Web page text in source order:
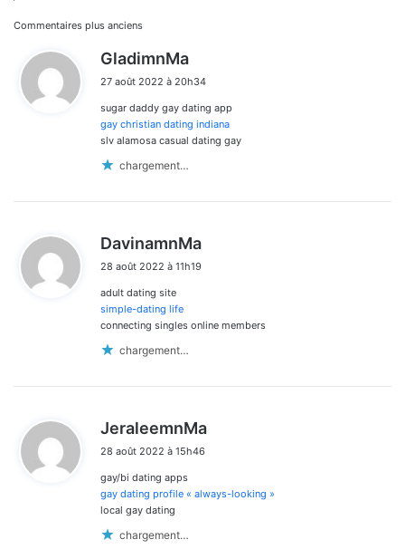
Navigation
dans
les
commentaires
Commentaires plus anciens
GladimnMa
t
:
27 août 2022 à 20h34
sugar daddy gay dating app
gay christian dating indiana
slv alamosa casual dating gay
chargement…
DavinamnMa
28 août 2022 à 11h19
adult dating site
simple-dating life
connecting singles online members
chargement…
JeraleemnMa
:
28 août 2022 à 15h46
gay/bi dating apps
gay dating profile « always-looking »
local gay dating
chargement…